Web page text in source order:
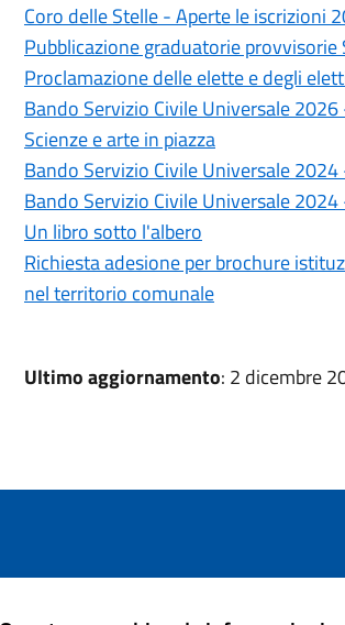
Coro delle Stelle - Aperte le iscrizioni
Pubblicazione graduatorie
Proclamazione delle elette e degli
Bando Servizio Civile Universale
Scienze e arte in piazza
Bando Servizio Civile Universale
Bando Servizio Civile Universale
Un libro sotto l'albero
Richiesta adesione per brochure
nel territorio comunale
Ultimo aggiornamento: 2 dicembre